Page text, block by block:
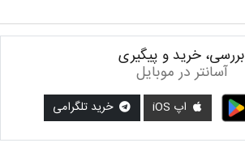
بررسی، خرید و پیگیری
آسانتر در موبایل
اپ iOS خرید تلگرامی